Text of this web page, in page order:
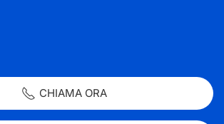
CHIAMA ORA